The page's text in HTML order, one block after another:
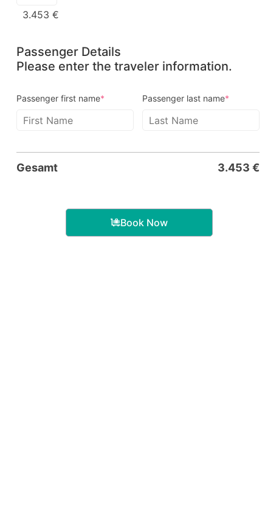
3.453€
Passenger Details
Please enter the traveler information.
Passenger first name* Passenger last name*
Gesamt 3.453 €
Book Now